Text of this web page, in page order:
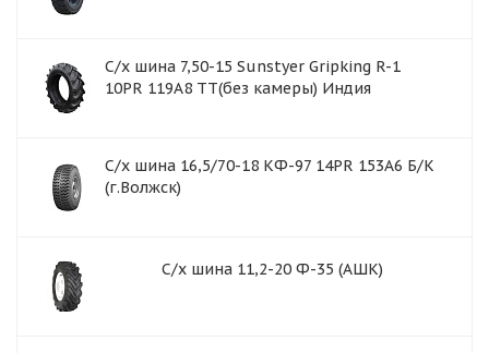
С/х шина 7,50-15 Sunstyer Gripking R-1
10PR 119A8 TT(без камеры) Индия
С/х шина 16,5/70-18 КФ-97 14PR 153А6 Б/К
(г.Волжск)
С/х шина 11,2-20 Ф-35 (АШК)